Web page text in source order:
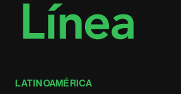
LATINOAMÉRICA